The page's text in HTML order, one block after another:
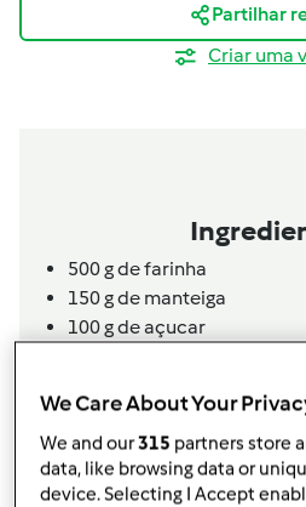
Partilhar
Criar uma
500 g de farinha
150 g de manteiga
100 g de açucar
25 g de fermento de
1 pitada de sal
70gde leite
25 g de aguardente velha
We Care About Your
We and our315 partners store
data, like browsing data or
device. Selecting I Accept